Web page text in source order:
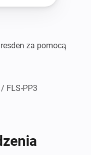
za pomocą
FLS-PP3